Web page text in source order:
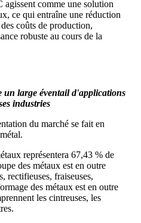
comme une solution
ce qui entraîne une réduction
coûts de production,
robuste au cours de la
un large éventail d'applications
industries
du marché se fait en
représentera 67,43 % de
des métaux est en outre
rectifieuses, fraiseuses,
des métaux est en outre
les cintreuses, les